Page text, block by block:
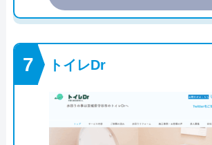
トイレDr